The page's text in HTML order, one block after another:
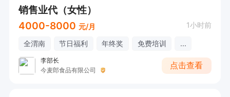
销售业代（女性）
4000-8000 元/月 1小时前
全渭南 节日福利 年终奖 免费培训 ...
李部长
今麦郎食品有限公司
点击查看